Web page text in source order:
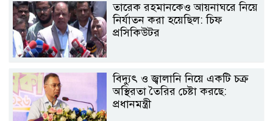
তারেক রহমানকেও আয়নাঘরে নিয়ে
নির্যাতন করা হয়েছিল: চিফ
প্রসিকিউটর
বিদ্যুৎ ও জ্বালানি নিয়ে একটি চক্র
অস্থিরতা তৈরির চেষ্টা করছে:
প্রধানমন্ত্রী